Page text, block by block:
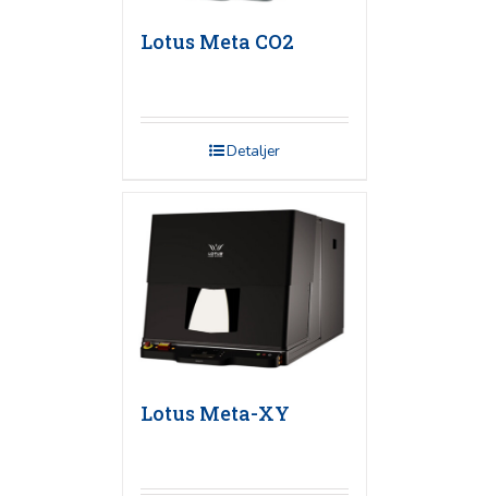
Lotus Meta CO2
Detaljer
Lotus Meta-XY